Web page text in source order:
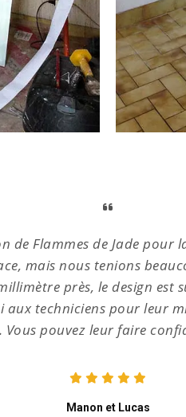
Flammes de Jade pour
mais nous tenions
près, le design est
aux techniciens pour leur
pouvez leur faire
Manon et Lucas